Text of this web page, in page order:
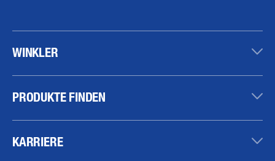
WINKLER
PRODUKTE FINDEN
KARRIERE